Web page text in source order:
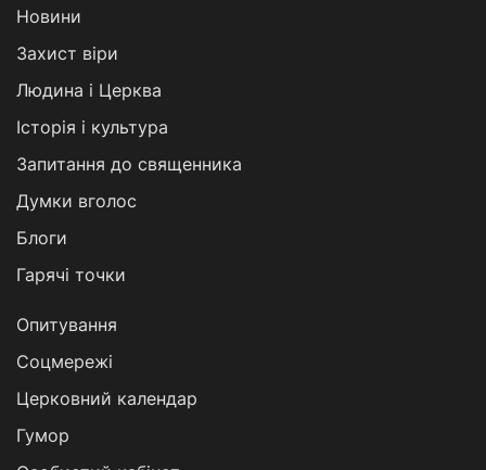
Новини
Захист віри
Людина і Церква
Історія і культура
Запитання до священника
Думки вголос
Блоги
Гарячі точки
Опитування
Соцмережі
Церковний календар
Гумор